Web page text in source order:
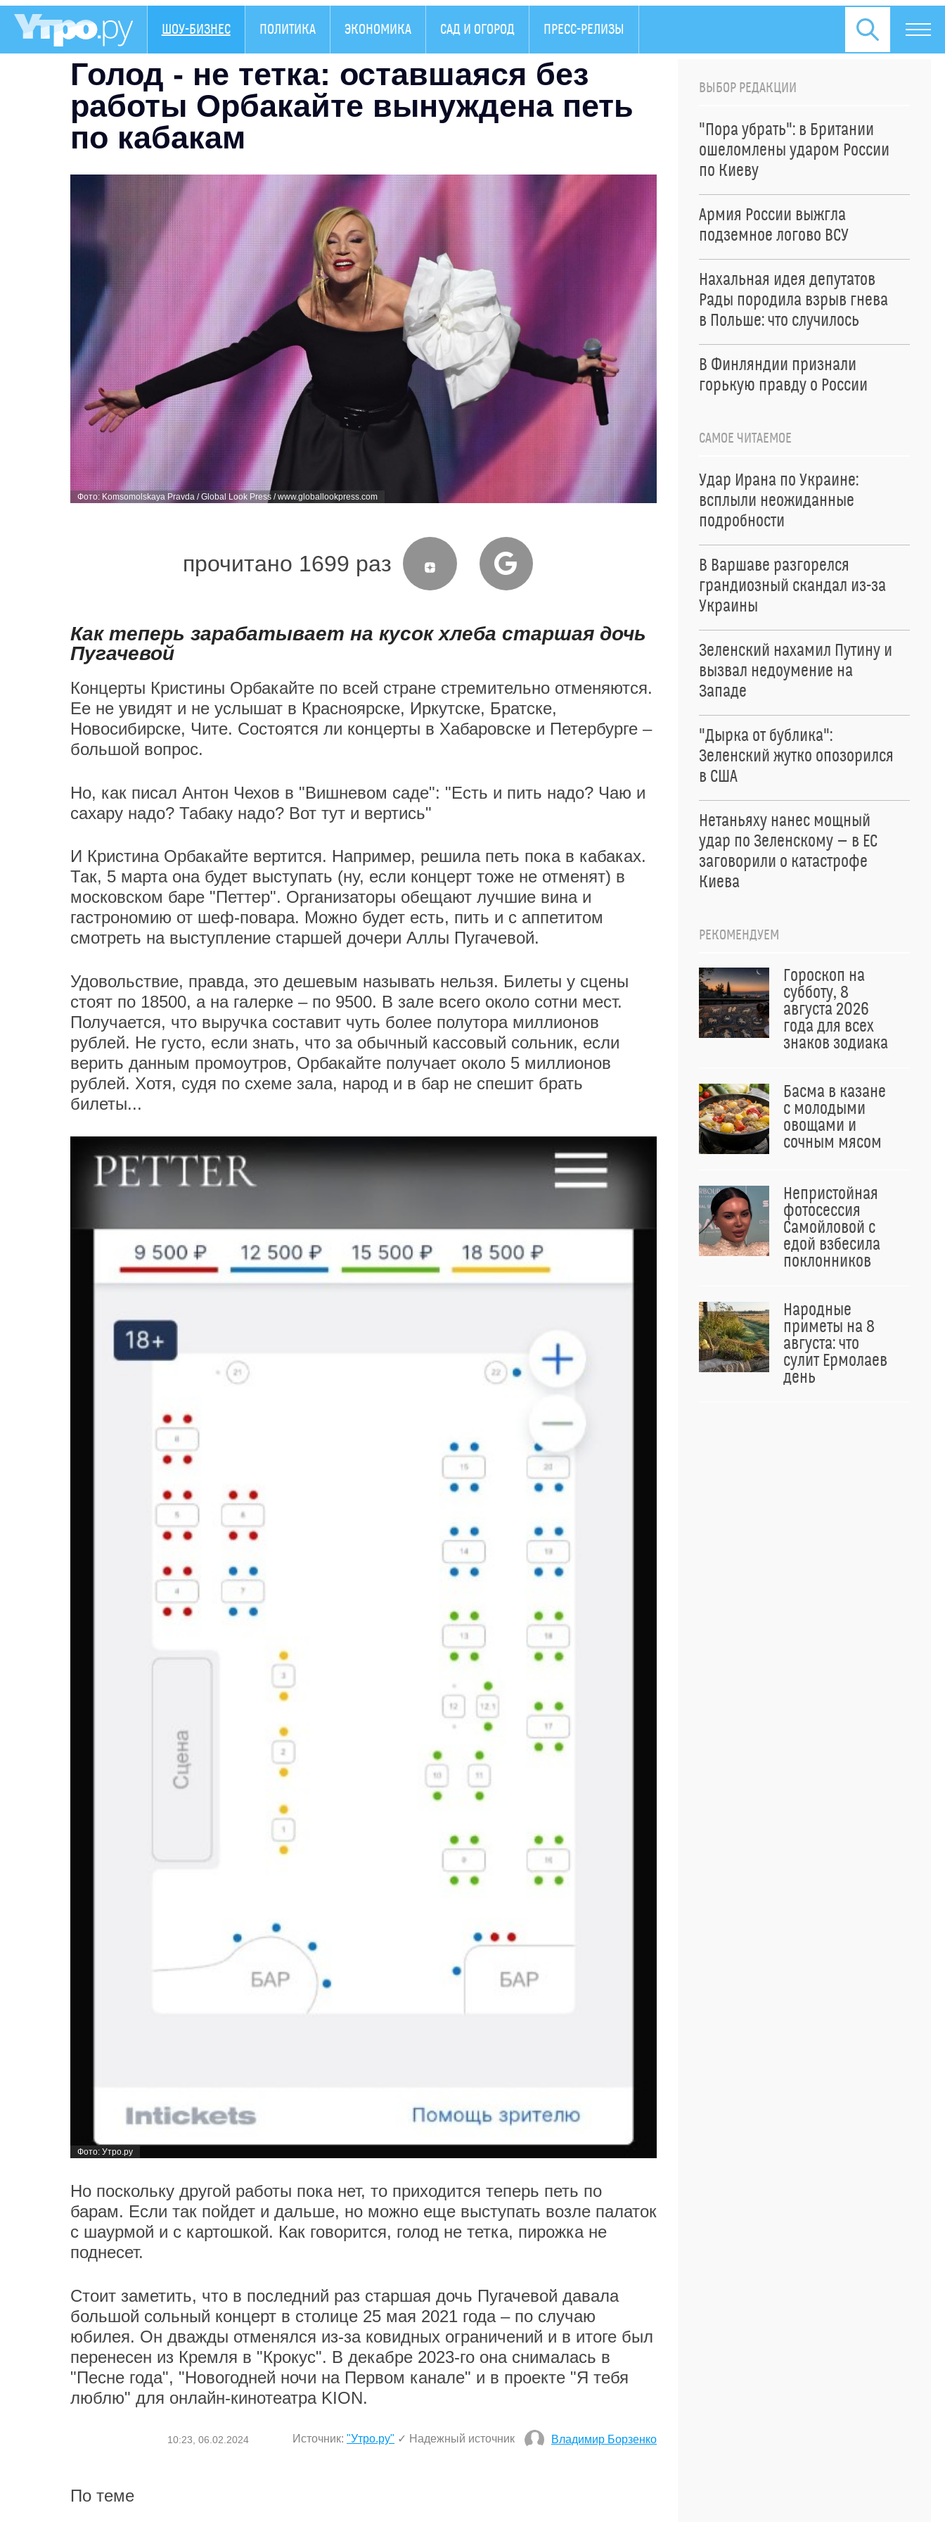
ШОУ-БИЗНЕС ПОЛИТИКА ЭКОНОМИКА САД И ОГОРОД ПРЕСС-РЕЛИЗЫ
Голод - не тетка: оставшаяся без
работы Орбакайте вынуждена петь
по кабакам
Фото: Komsomolskaya Pravda / Global Look Press / www.globallookpress.com
прочитано 1699 раз
Как теперь зарабатывает на кусок хлеба старшая дочь
Пугачевой
Концерты Кристины Орбакайте по всей стране стремительно отменяются.
Ее не увидят и не услышат в Красноярске, Иркутске, Братске,
Новосибирске, Чите. Состоятся ли концерты в Хабаровске и Петербурге –
большой вопрос.
Но, как писал Антон Чехов в "Вишневом саде": "Есть и пить надо? Чаю и
сахару надо? Табаку надо? Вот тут и вертись"
И Кристина Орбакайте вертится. Например, решила петь пока в кабаках.
Так, 5 марта она будет выступать (ну, если концерт тоже не отменят) в
московском баре "Петтер". Организаторы обещают лучшие вина и
гастрономию от шеф-повара. Можно будет есть, пить и с аппетитом
смотреть на выступление старшей дочери Аллы Пугачевой.
Удовольствие, правда, это дешевым называть нельзя. Билеты у сцены
стоят по 18500, а на галерке – по 9500. В зале всего около сотни мест.
Получается, что выручка составит чуть более полутора миллионов
рублей. Не густо, если знать, что за обычный кассовый сольник, если
верить данным промоутров, Орбакайте получает около 5 миллионов
рублей. Хотя, судя по схеме зала, народ и в бар не спешит брать
билеты...
Фото: Утро.ру
Но поскольку другой работы пока нет, то приходится теперь петь по
барам. Если так пойдет и дальше, но можно еще выступать возле палаток
с шаурмой и с картошкой. Как говорится, голод не тетка, пирожка не
поднесет.
Стоит заметить, что в последний раз старшая дочь Пугачевой давала
большой сольный концерт в столице 25 мая 2021 года – по случаю
юбилея. Он дважды отменялся из-за ковидных ограничений и в итоге был
перенесен из Кремля в "Крокус". В декабре 2023-го она снималась в
"Песне года", "Новогодней ночи на Первом канале" и в проекте "Я тебя
люблю" для онлайн-кинотеатра KION.
10:23, 06.02.2024 Источник: "Утро.ру" ✓ Надежный источник Владимир Борзенко
По теме
ВЫБОР РЕДАКЦИИ
"Пора убрать": в Британии
ошеломлены ударом России
по Киеву
Армия России выжгла
подземное логово ВСУ
Нахальная идея депутатов
Рады породила взрыв гнева
в Польше: что случилось
В Финляндии признали
горькую правду о России
САМОЕ ЧИТАЕМОЕ
Удар Ирана по Украине:
всплыли неожиданные
подробности
В Варшаве разгорелся
грандиозный скандал из-за
Украины
Зеленский нахамил Путину и
вызвал недоумение на
Западе
"Дырка от бублика":
Зеленский жутко опозорился
в США
Нетаньяху нанес мощный
удар по Зеленскому — в ЕС
заговорили о катастрофе
Киева
РЕКОМЕНДУЕМ
Гороскоп на
субботу, 8
августа 2026
года для всех
знаков зодиака
Басма в казане
с молодыми
овощами и
сочным мясом
Непристойная
фотосессия
Самойловой с
едой взбесила
поклонников
Народные
приметы на 8
августа: что
сулит Ермолаев
день